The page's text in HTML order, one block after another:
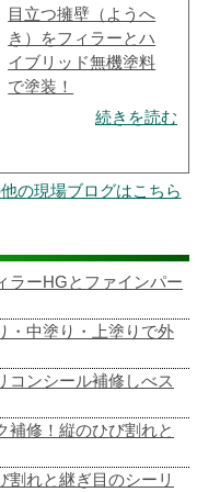
目立つ擁壁（ようへ
き）をフィラーとハ
イブリッド無機塗料
で塗装！
続きを読む
の現場ブログはこちら
ラーHGとファインパー
・中塗り・上塗りで外
コンシール補修しべス
補修！縦のひび割れと
割れと継ぎ目のシーリ